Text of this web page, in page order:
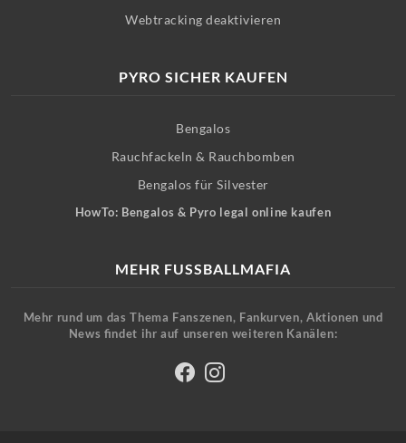
Webtracking deaktivieren
PYRO SICHER KAUFEN
Bengalos
Rauchfackeln & Rauchbomben
Bengalos für Silvester
HowTo: Bengalos & Pyro legal online kaufen
MEHR FUSSBALLMAFIA
Mehr rund um das Thema Fanszenen, Fankurven, Aktionen und
News findet ihr auf unseren weiteren Kanälen: